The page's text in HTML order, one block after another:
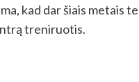
kad dar šiais metais
treniruotis.